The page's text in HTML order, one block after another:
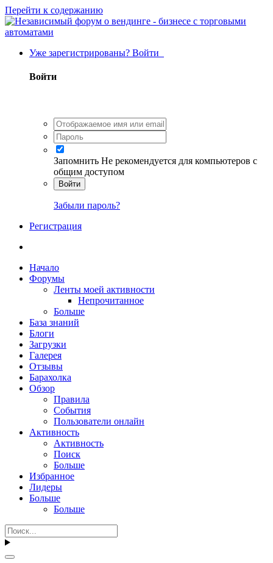
Перейти к содержанию
Уже зарегистрированы? Войти
Войти
Запомнить Не рекомендуется для компьютеров с
общим доступом
Войти
Забыли пароль?
Регистрация
Начало
Форумы
Ленты моей активности
Непрочитанное
Больше
База знаний
Блоги
Загрузки
Галерея
Отзывы
Барахолка
Обзор
Правила
События
Пользователи онлайн
Активность
Активность
Поиск
Больше
Избранное
Лидеры
Больше
Больше